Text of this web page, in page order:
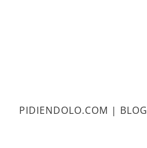
PIDIENDOLO.COM | BLOG